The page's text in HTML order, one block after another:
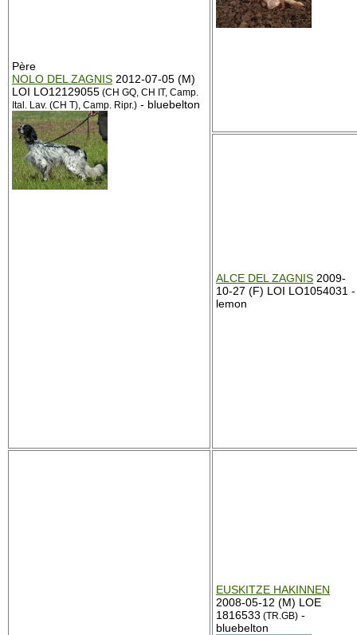
Père
NOLO DEL ZAGNIS 2012-07-05 (M)
LOI LO12129055 (CH GQ, CH IT, Camp.
Ital. Lav. (CH T), Camp. Ripr.) - bluebelton
ALCE DEL ZAGNIS 2009-
10-27 (F) LOI LO1054031 -
lemon
EUSKITZE HAKINNEN
2008-05-12 (M) LOE
1816533 (TR.GB) -
bluebelton